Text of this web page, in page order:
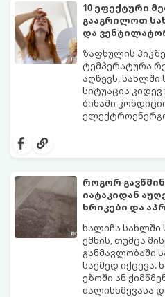
10 ეფექტური
გააგრილოთ
და
ზაფხულის
ტემპერატურა
აღწევს, სახლში
სიტუაცია
ბინაში
კანონები და
სასიამოვნო
ტექნიკის
გთავაზობთ 10
როგორ
იატაკიდან
ხრიკები და
ხალიჩა სახლში
ქმნის, თუმცა
განმავლობაში
საქმედ იქცევა.
ეზოში ან
ძალისხმევასა